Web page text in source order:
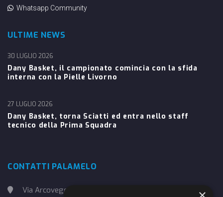
Whatsapp Community
ULTIME NEWS
Dany Basket, il campionato comincia con la sfida
interna con la Pielle Livorno
30 LUGLIO 2026
Dany Basket, torna Sciatti ed entra nello staff
tecnico della Prima Squadra
27 LUGLIO 2026
CONTATTI PALAMELO
Via Arcoveggio, 4